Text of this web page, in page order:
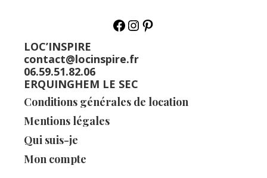
LOC’INSPIRE
contact@locinspire.fr
06.59.51.82.06
ERQUINGHEM LE SEC
Conditions générales de location
Mentions légales
Qui suis-je
Mon compte